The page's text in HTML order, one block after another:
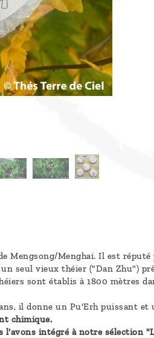
Mengsong/Menghai. Il est
seul vieux théier ("Dan Zhu")
sont établis à 1800 mètres
il donne un Pu'Erh puissant et
chimique.
intégré à notre sélection